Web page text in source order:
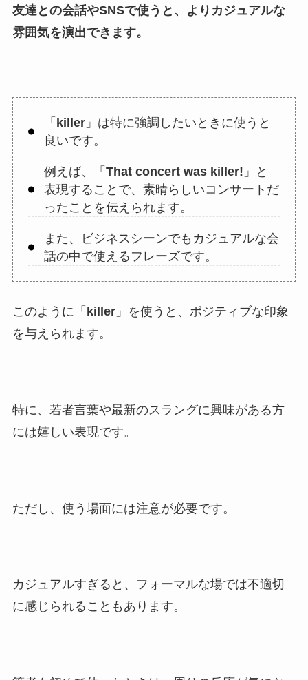
友達との会話やSNSで使うと、よりカジュアルな
雰囲気を演出できます。
「 killer」は特に強調したいときに使うと
良いです。
例えば、「 That concert was killer! 」と
表現することで、素晴らしいコンサートだ
ったことを伝えられます。
また、ビジネスシーンでもカジュアルな会
話の中で使えるフレーズです。
このように「 killer」を使うと、ポジティブな印象
を与えられます。
特に、若者言葉や最新のスラングに興味がある方
には嬉しい表現です。
ただし、使う場面には注意が必要です。
カジュアルすぎると、フォーマルな場では不適切
に感じられることもあります。